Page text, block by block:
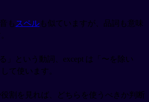
も スペル も似ていますが、品詞も意味
」という動詞、except は「〜を除い
て使います。
割を見れば、どちらを使うべきか判断